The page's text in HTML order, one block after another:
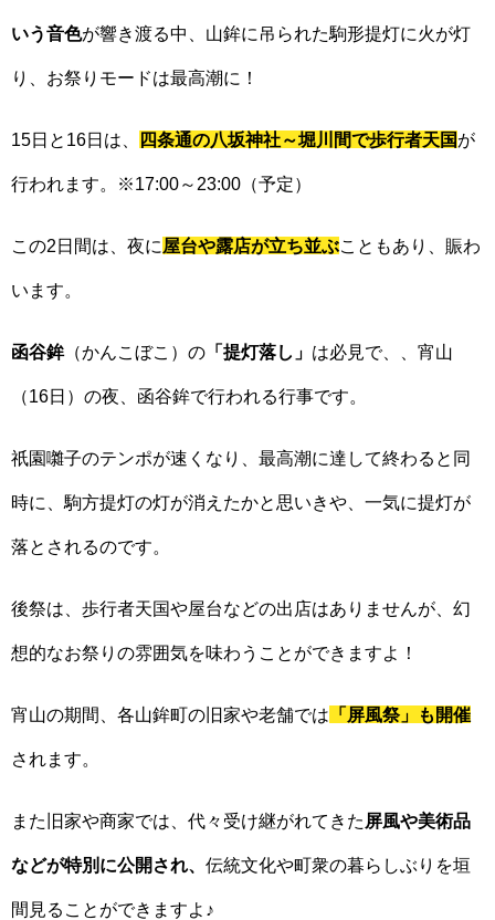
いう音色が響き渡る中、山鉾に吊られた駒形提灯に火が灯
り、お祭りモードは最高潮に！
15日と16日は、 四条通の八坂神社～堀川間で歩行者天国が
行われます。※17:00～23:00（予定）
この2日間は、夜に 屋台や露店が立ち並ぶ こともあり、賑わ
います。
函谷鉾（かんこぼこ）の 「提灯落し」 は必見で、、宵山
（16日）の夜、函谷鉾で行われる行事です。
祇園囃子のテンポが速くなり、最高潮に達して終わると同
時に、駒方提灯の灯が消えたかと思いきや、一気に提灯が
落とされるのです。
後祭は、歩行者天国や屋台などの出店はありませんが、幻
想的なお祭りの雰囲気を味わうことができますよ！
宵山の期間、各山鉾町の旧家や老舗では 「屏風祭」も開催
されます。
また旧家や商家では、代々受け継がれてきた 屏風や美術品
などが特別に公開され、 伝統文化や町衆の暮らしぶりを垣
間見ることができますよ♪